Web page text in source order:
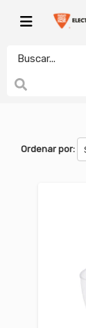
Ordenar por: